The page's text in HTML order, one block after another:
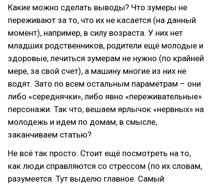
Какие можно сделать выводы? Что зумеры не
переживают за то, что их не касается (на данный
момент), например, в силу возраста. У них нет
младших родственников, родители ещё молодые и
здоровые, лечиться зумерам не нужно (по крайней
мере, за свой счет), а машину многие из них не
водят. Зато по всем остальным параметрам – они
либо «середнячки», либо явно «переживательные»
персонажи. Так что, вешаем ярлычок «нервных» на
молодежь и идем по домам, в смысле,
заканчиваем статью?
Не всё так просто. Стоит ещё посмотреть на то,
как люди справляются со стрессом (по их словам,
разумеется. Тут выделю главное. Самый